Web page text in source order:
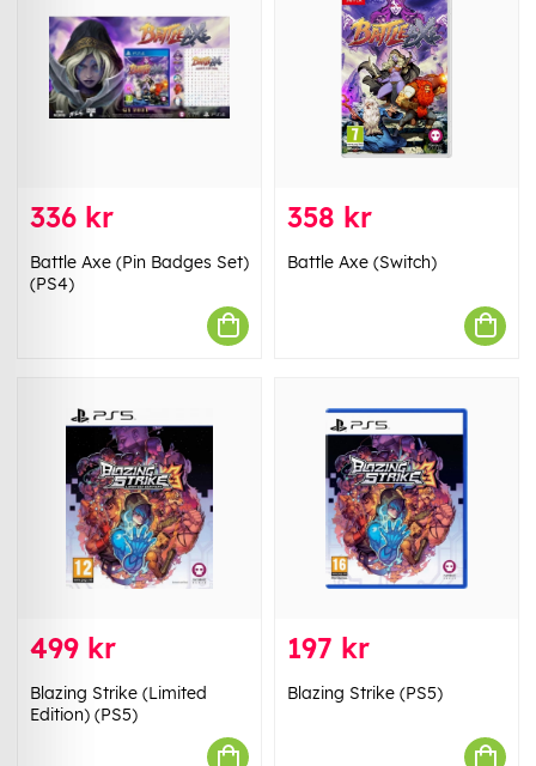
336 kr
Battle Axe (Pin Badges Set)
(PS4)
358 kr
Battle Axe (Switch)
499 kr
Blazing Strike (Limited
Edition) (PS5)
197 kr
Blazing Strike (PS5)